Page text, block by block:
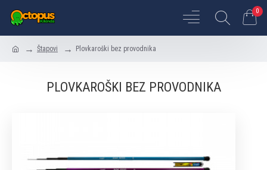
0
Štapovi Plovkaroški bez provodnika
PLOVKAROŠKI BEZ PROVODNIKA